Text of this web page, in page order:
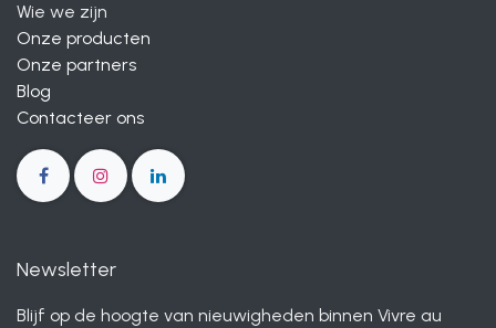
Wie we zijn
Onze producten
Onze partners
Blog
Contacteer ons
Newsletter
Blijf op de hoogte van nieuwigheden binnen Vivre au